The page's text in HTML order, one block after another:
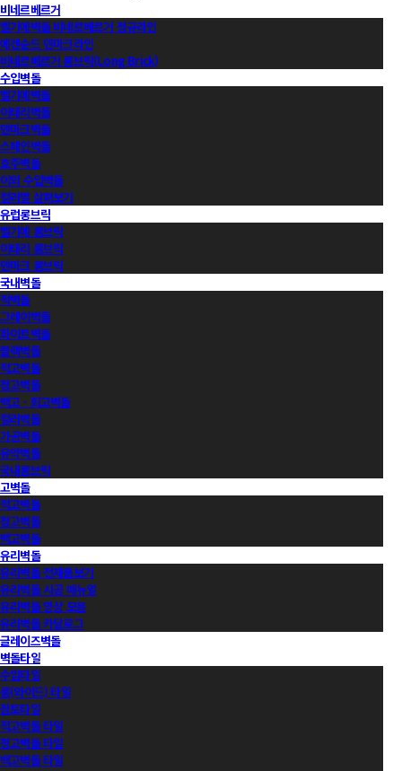
비네르베르거
벨기에벽돌 비네르베르거 정규라인
에겐순드 덴마크라인
비네르베르거 롱브릭(Long Brick)
수입벽돌
벨기에벽돌
이태리벽돌
덴마크벽돌
스페인벽돌
호주벽돌
이외 수입벽돌
컬러별 살펴보기
유럽롱브릭
벨기에 롱브릭
이태리 롱브릭
덴마크 롱브릭
국내벽돌
적벽돌
그레이벽돌
화이트벽돌
블랙벽돌
적고벽돌
청고벽돌
백고ㆍ회고벽돌
컬러벽돌
가공벽돌
유약벽돌
국내롱브릭
고벽돌
적고벽돌
청고벽돌
백고벽돌
유리벽돌
유리벽돌 전제품보기
유리벽돌 시공 매뉴얼
유리벽돌 영상 모음
유리벽돌 카달로그
글레이즈벽돌
벽돌타일
수입타일
롱(와이드) 타일
점토타일
적고벽돌 타일
청고벽돌 타일
백고벽돌 타일